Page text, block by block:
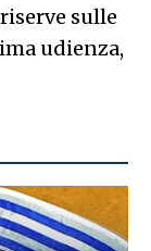
sulle
udienza,